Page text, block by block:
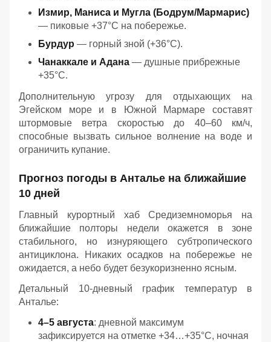
Измир, Маниса и Мугла (Бодрум/Мармарис)
— пиковые +37°C на побережье.
Бурдур — горный зной (+36°C).
Чанаккале и Адана — душные прибрежные
+35°C.
Дополнительную угрозу для отдыхающих на
Эгейском море и в Южной Мармаре составят
штормовые ветра скоростью до 40–60 км/ч,
способные вызвать сильное волнение на воде и
ограничить купание.
Прогноз погоды в Анталье на ближайшие
10 дней
Главный курортный хаб Средиземноморья на
ближайшие полторы недели окажется в зоне
стабильного, но изнуряющего субтропического
антициклона. Никаких осадков на побережье не
ожидается, а небо будет безукоризненно ясным.
Детальный 10-дневный график температур в
Анталье:
4–5 августа: дневной максимум
зафиксируется на отметке +34…+35°C, ночная